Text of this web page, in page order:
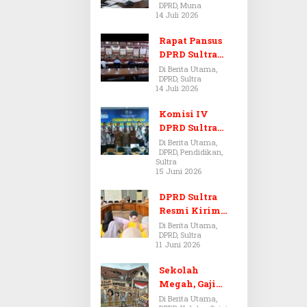
Dugaan Jual
Beli Tanah
Bermasalah di
Muna
DPRD, Muna
14 Juli 2026
Rapat Pansus
DPRD Sultra
Diskors Dua
Kali Akibat
Ketidakhadira
n Pj Sekda
Di Berita Utama,
DPRD, Sultra
14 Juli 2026
Komisi IV
DPRD Sultra
Kawal Hak
Guru,
Rencanakan
Pendidikan
Di Berita Utama,
DPRD, Pendidikan,
Sultra
15 Juni 2026
DPRD Sultra
Resmi Kirim
Aspirasi Tolak
Peraturan
BPOM No. 5
Tahun 2026 ke
Komisi IX DPR
Di Berita Utama,
DPRD, Sultra
11 Juni 2026
Sekolah
Megah, Gaji
Guru Berdarah-
Di Berita Utama,